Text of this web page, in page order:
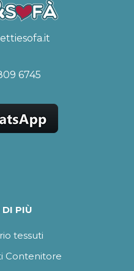
6745
DI PIÙ
tessuti
Contenitore